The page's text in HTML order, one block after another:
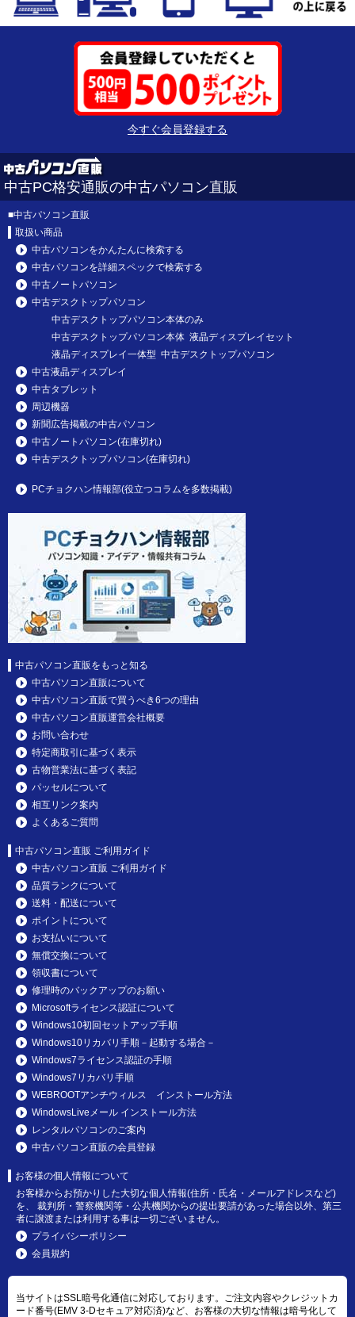
今すぐ会員登録する
中古PC格安通販の中古パソコン直販
■中古パソコン直販
取扱い商品
中古パソコンをかんたんに検索する
中古パソコンを詳細スペックで検索する
中古ノートパソコン
中古デスクトップパソコン
中古デスクトップパソコン本体のみ
中古デスクトップパソコン本体 液晶ディスプレイセット
液晶ディスプレイ一体型 中古デスクトップパソコン
中古液晶ディスプレイ
中古タブレット
周辺機器
新聞広告掲載の中古パソコン
中古ノートパソコン(在庫切れ)
中古デスクトップパソコン(在庫切れ)
PCチョクハン情報部(役立つコラムを多数掲載)
中古パソコン直販をもっと知る
中古パソコン直販について
中古パソコン直販で買うべき6つの理由
中古パソコン直販運営会社概要
お問い合わせ
特定商取引に基づく表示
古物営業法に基づく表記
パッセルについて
相互リンク案内
よくあるご質問
中古パソコン直販 ご利用ガイド
中古パソコン直販 ご利用ガイド
品質ランクについて
送料・配送について
ポイントについて
お支払いについて
無償交換について
領収書について
修理時のバックアップのお願い
Microsoftライセンス認証について
Windows10初回セットアップ手順
Windows10リカバリ手順－起動する場合－
Windows7ライセンス認証の手順
Windows7リカバリ手順
WEBROOTアンチウィルス インストール方法
WindowsLiveメール インストール方法
レンタルパソコンのご案内
中古パソコン直販の会員登録
お客様の個人情報について
お客様からお預かりした大切な個人情報(住所・氏名・メールアドレスなど)
を、 裁判所・警察機関等・公共機関からの提出要請があった場合以外、第三
者に譲渡または利用する事は一切ございません。
プライバシーポリシー
会員規約
当サイトはSSL暗号化通信に対応しております。ご注文内容やクレジットカ
ード番号(EMV 3-Dセキュア対応済)など、お客様の大切な情報は暗号化して